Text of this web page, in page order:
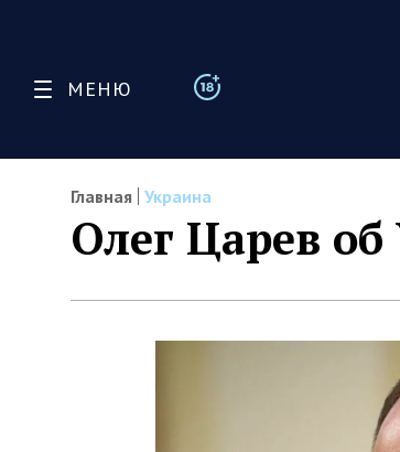
МЕНЮ
Главная Украина
Олег Царев